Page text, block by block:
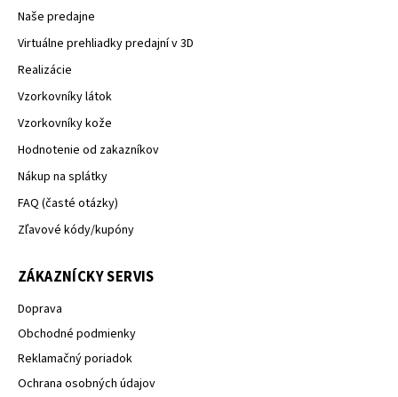
Naše predajne
Virtuálne prehliadky predajní v 3D
Realizácie
Vzorkovníky látok
Vzorkovníky kože
Hodnotenie od zakazníkov
Nákup na splátky
FAQ (časté otázky)
Zľavové kódy/kupóny
ZÁKAZNÍCKY SERVIS
Doprava
Obchodné podmienky
Reklamačný poriadok
Ochrana osobných údajov